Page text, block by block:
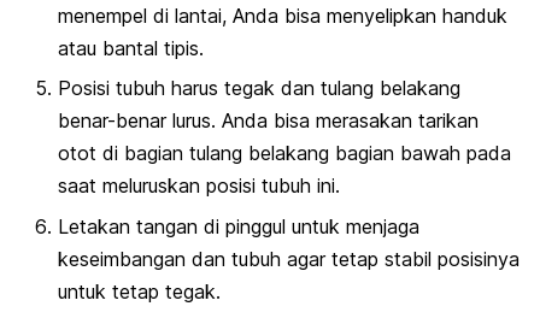
menempel di lantai, Anda bisa menyelipkan handuk
atau bantal tipis.
Posisi tubuh harus tegak dan tulang belakang
benar-benar lurus. Anda bisa merasakan tarikan
otot di bagian tulang belakang bagian bawah pada
saat meluruskan posisi tubuh ini.
Letakan tangan di pinggul untuk menjaga
keseimbangan dan tubuh agar tetap stabil posisinya
untuk tetap tegak.